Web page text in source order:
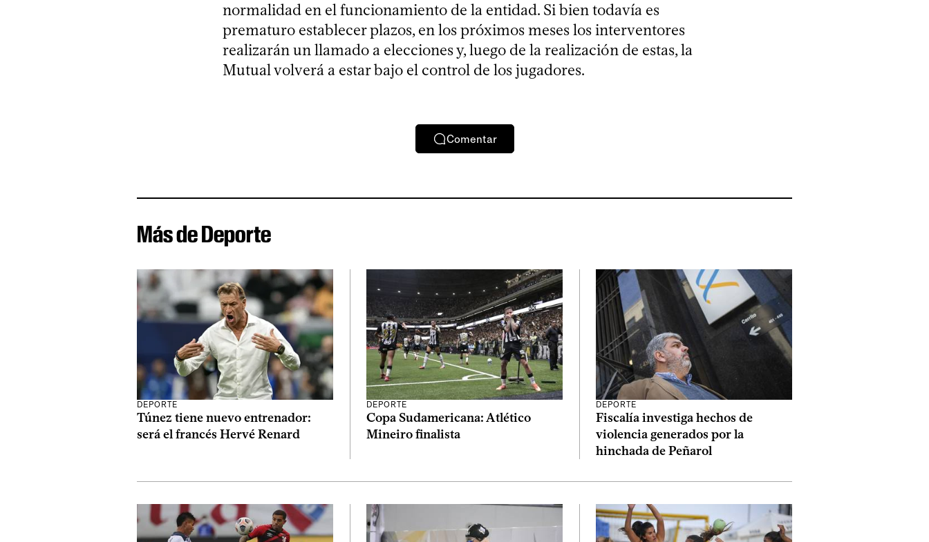
normalidad en el funcionamiento de la entidad. Si bien todavía es
prematuro establecer plazos, en los próximos meses los interventores
realizarán un llamado a elecciones y, luego de la realización de estas, la
Mutual volverá a estar bajo el control de los jugadores.
Comentar
Más de Deporte
DEPORTE
Túnez tiene nuevo entrenador:
será el francés Hervé Renard
DEPORTE
Copa Sudamericana: Atlético
Mineiro finalista
DEPORTE
Fiscalía investiga hechos de
violencia generados por la
hinchada de Peñarol